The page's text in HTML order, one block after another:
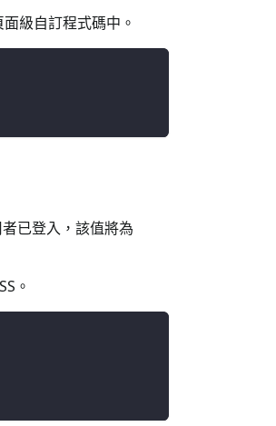
級自訂程式碼中。
已登入，該值將為
。